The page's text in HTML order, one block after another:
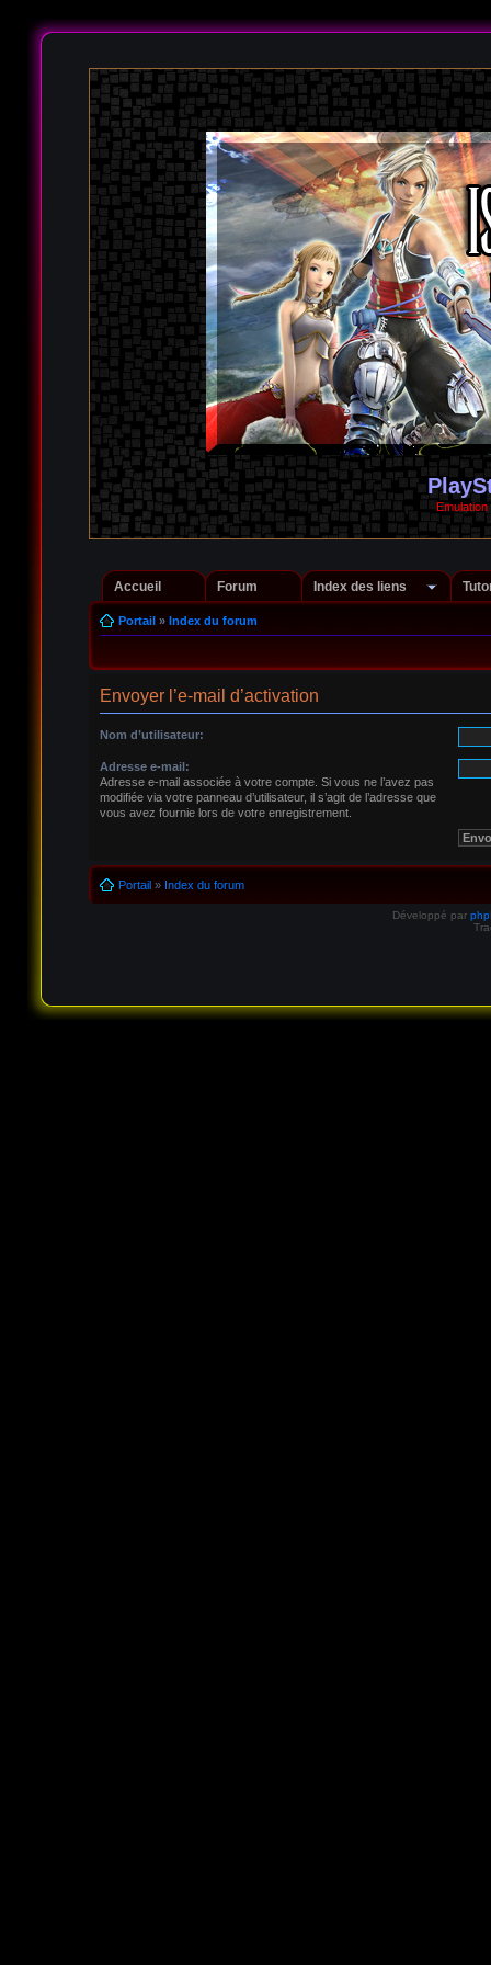
Accueil Forum Index des liens
Portail» Index du forum
Envoyer l’e-mail d’activation
Nom d’utilisateur:
Adresse e-mail:
Adresse e-mail associée à votre compte. Si vous ne l’avez pas
modifiée via votre panneau d’utilisateur, il s’agit de l’adresse que
vous avez fournie lors de votre enregistrement.
Portail» Index du forum
Développé par